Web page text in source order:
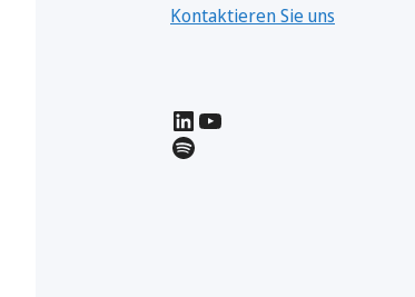
Kontaktieren Sie uns
LinkedIn
YouTube
Spotify